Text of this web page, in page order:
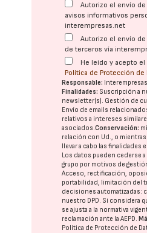
Autorizo el envío
avisos informativos
interempresas.net
Autorizo el envío
de terceros vía
He leído y acepto el
Política de Protección de
Responsable:
Finalidades: Suscripción a
newsletter(s). Gestión de
Envío de emails
relativos a intereses
asociados.Conservación:
relación con Ud., o mientras
llevar a cabo las finalidades
Los datos pueden cederse
grupo por motivos de
Acceso, rectificación,
portabilidad, limitación del
decisiones automatizadas:
nuestro DPD. Si considera
se ajusta a la normativa
reclamación ante laAEPD.
Política de Protección de